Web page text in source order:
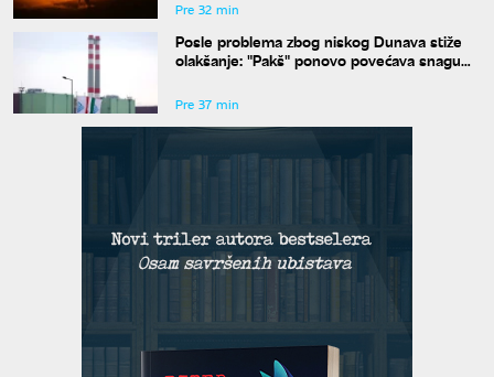
Pre 32 min
Posle problema zbog niskog Dunava stiže
olakšanje: "Pakš" ponovo povećava snagu
Pre 37 min